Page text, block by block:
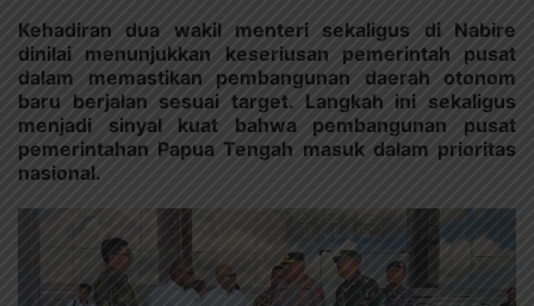
Kehadiran dua wakil menteri sekaligus di Nabire
dinilai menunjukkan keseriusan pemerintah pusat
dalam memastikan pembangunan daerah otonom
baru berjalan sesuai target. Langkah ini sekaligus
menjadi sinyal kuat bahwa pembangunan pusat
pemerintahan Papua Tengah masuk dalam prioritas
nasional.